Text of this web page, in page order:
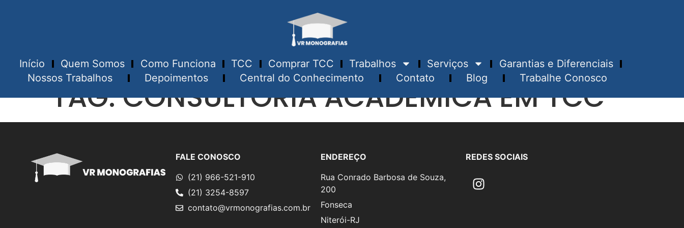
Início Quem Somos Como Funciona TCC Comprar TCC Trabalhos Serviços
Garantias e Diferenciais
Nossos Trabalhos
Depoimentos Central do Conhecimento Contato Blog Trabalhe Conosco
TAG:CONSULTORIA ACADÊMICA EM TCC
FALE CONOSCO
(21) 966-521-910
(21) 3254-8597
contato@vrmonografias.com.br
ENDEREÇO
Rua Conrado Barbosa de Souza,
200
Fonseca
Niterói-RJ
REDES SOCIAIS